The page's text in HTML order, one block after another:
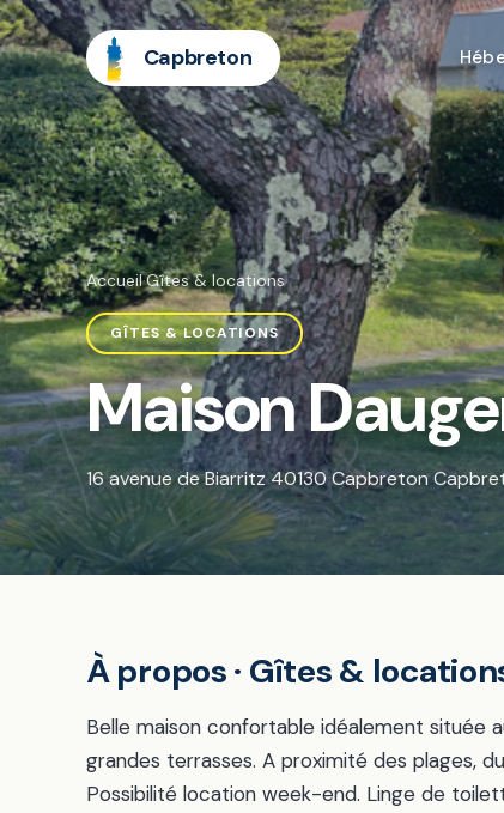
Capbreton
Accueil·Gîtes & locations
GÎTES & LOCATIONS
Maison
16 avenue de Biarritz 40130 Capbreton
À propos · Gîtes &
Belle maison confortable idéalement située
grandes terrasses. A proximité des plages,
Possibilité location week-end. Linge de